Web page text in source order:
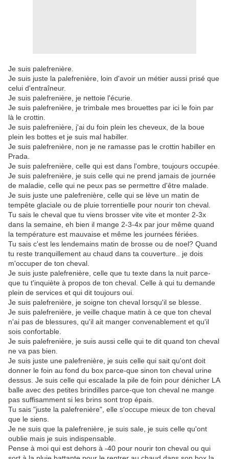
Je suis palefrenière.
Je suis juste la palefrenière, loin d'avoir un métier aussi prisé que
celui d'entraîneur.
Je suis palefrenière, je nettoie l'écurie.
Je suis palefrenière, je trimbale mes brouettes par ici le foin par
là le crottin.
Je suis palefrenière, j'ai du foin plein les cheveux, de la boue
plein les bottes et je suis mal habiller.
Je suis palefrenière, non je ne ramasse pas le crottin habiller en
Prada.
Je suis palefrenière, celle qui est dans l'ombre, toujours occupée.
Je suis palefrenière, je suis celle qui ne prend jamais de journée
de maladie, celle qui ne peux pas se permettre d'être malade.
Je suis juste une palefrenière, celle qui se lève un matin de
tempête glaciale ou de pluie torrentielle pour nourir ton cheval.
Tu sais le cheval que tu viens brosser vite vite et monter 2-3x
dans la semaine, eh bien il mange 2-3-4x par jour même quand
la température est mauvaise et même les journées fériées.
Tu sais c'est les lendemains matin de brosse ou de noel? Quand
tu reste tranquillement au chaud dans ta couverture.. je dois
m'occuper de ton cheval.
Je suis juste palefrenière, celle que tu texte dans la nuit parce-
que tu t'inquiète à propos de ton cheval. Celle à qui tu demande
plein de services et qui dit toujours oui.
Je suis palefrenière, je soigne ton cheval lorsqu'il se blesse.
Je suis palefrenière, je veille chaque matin à ce que ton cheval
n'ai pas de blessures, qu'il ait manger convenablement et qu'il
sois confortable.
Je suis palefrenière, je suis aussi celle qui te dit quand ton cheval
ne va pas bien.
Je suis juste une palefrenière, je suis celle qui sait qu'ont doit
donner le foin au fond du box parce-que sinon ton cheval urine
dessus. Je suis celle qui escalade la pile de foin pour dénicher LA
balle avec des petites brindilles parce-que ton cheval ne mange
pas suffisamment si les brins sont trop épais.
Tu sais "juste la palefrenière", elle s'occupe mieux de ton cheval
que le siens.
Je ne suis que la palefrenière, je suis sale, je suis celle qu'ont
oublie mais je suis indispensable.
Pense à moi qui est dehors à -40 pour nourir ton cheval ou qui